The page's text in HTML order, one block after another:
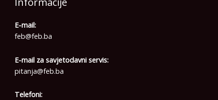
E-mail:
feb@feb.ba
E-mail za savjetodavni servis:
pitanja@feb.ba
Telefoni: